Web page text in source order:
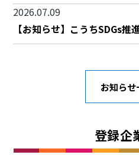
2026.07.09
【お知らせ】こうちSDGs
お知らせ
登録企